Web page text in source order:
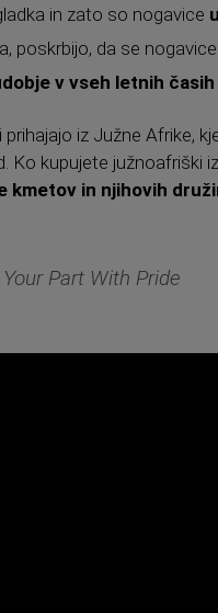
in zato so nogavice
poskrbijo, da se
v vseh letnih časih
iz Južne Afrike,
Ko kupujete južnoafriški
kmetov in njihovih
Part With Pride